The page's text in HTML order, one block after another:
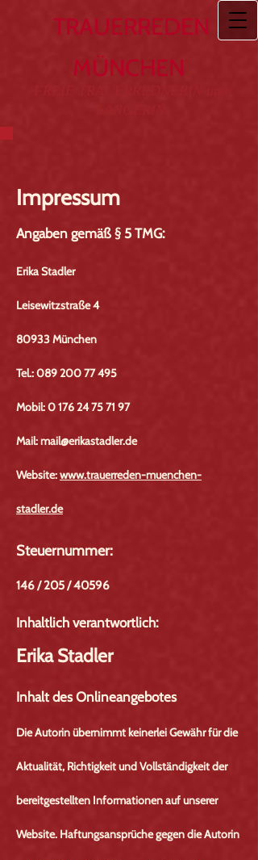
TRAUERREDEN
MÜNCHEN
Impressum
Angaben gemäß § 5 TMG:
Erika Stadler
Leisewitzstraße 4
80933 München
Tel.:089 200 77 495
Mobil:0 176 24 75 71 97
Mail:mail@erikastadler.de
Website:www.trauerreden-muenchen-
stadler.de
Steuernummer:
146 / 205 / 40596
Inhaltlich verantwortlich:
Erika Stadler
Inhalt des Onlineangebotes
Die Autorin übernimmt keinerlei Gewähr für die
Aktualität, Richtigkeit und Vollständigkeit der
bereitgestellten Informationen auf unserer
Website. Haftungsansprüche gegen die Autorin